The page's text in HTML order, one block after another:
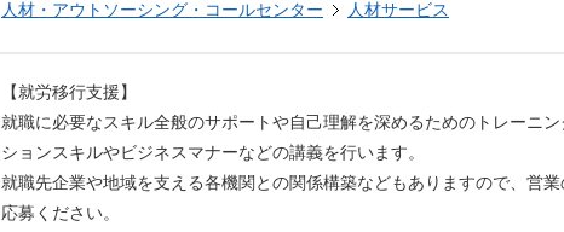
人材・アウトソーシング・コールセンター 人材サービス
【就労移行支援】
就職に必要なスキル全般のサポートや自己理解を深めるためのトレーニ
ションスキルやビジネスマナーなどの講義を行います。
就職先企業や地域を支える各機関との関係構築などもありますので、営
応募ください。